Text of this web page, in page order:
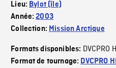
Lieu: Bylot (île)
Année:2003
Collection: Mission Arctique
Formats disponibles: DVCPRO
Format de tournage: DVCPRO